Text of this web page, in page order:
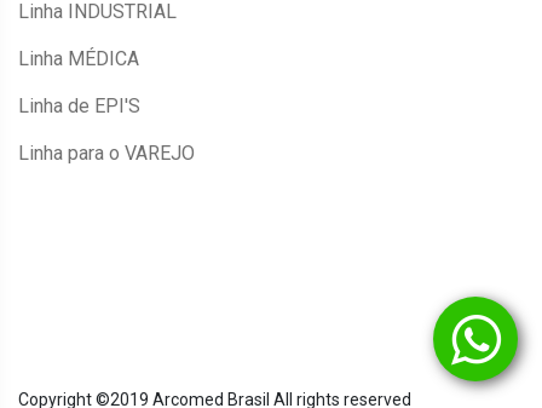
Linha INDUSTRIAL
Linha MÉDICA
Linha de EPI'S
Linha para o VAREJO
Copyright ©2019 Arcomed Brasil All rights reserved